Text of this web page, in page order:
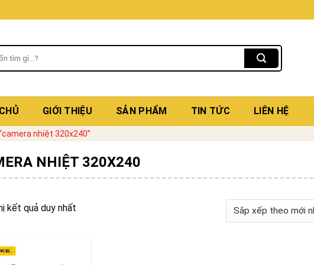
GIỚI THIỆU SẢN PHẨM TIN TỨC LIÊN HỆ
nhiệt 320x240”
NHIỆT 320X240
kết quả duy nhất